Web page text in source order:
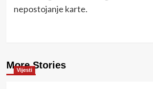
nepostojanje karte.
More Stories
Vijesti